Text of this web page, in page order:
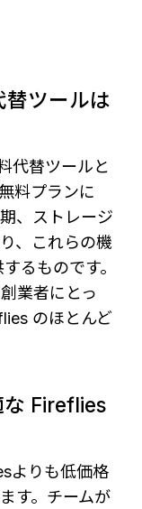
ツールは
代替ツールと
料プランに
、ストレージ
、これらの機
るものです。
業者にとっ
のほとんど
な Fireflies
よりも低価格
す。チームが